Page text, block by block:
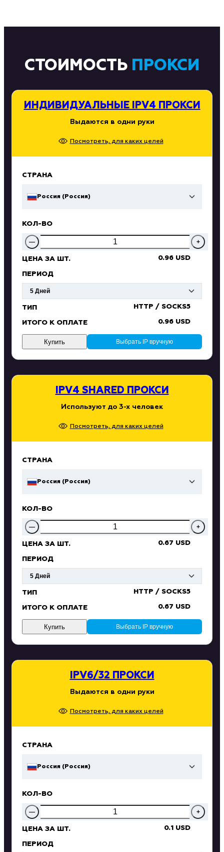
СТОИМОСТЬ ПРОКСИ
IPV4 SHARED ПРОКСИ
Используют до 3-х человек
Посмотреть, для каких целей
СТРАНА
Россия (Россия)
КОЛ-ВО
— +
ЦЕНА ЗА ШТ. 0.67 USD
ПЕРИОД
ТИП HTTP / SOCKS5
ИТОГО К ОПЛАТЕ 0.67 USD
Выбрать IP вручную
Купить
ИНДИВИДУАЛЬНЫЕ IPV4 ПРОКСИ
Выдаются в одни руки
Посмотреть, для каких целей
СТРАНА
Россия (Россия)
КОЛ-ВО
— +
ЦЕНА ЗА ШТ. 0.96 USD
ПЕРИОД
ТИП HTTP / SOCKS5
ИТОГО К ОПЛАТЕ 0.96 USD
Выбрать IP вручную
Купить
IPV6/32 ПРОКСИ
Выдаются в одни руки
Посмотреть, для каких целей
СТРАНА
Россия (Россия)
КОЛ-ВО
— +
ЦЕНА ЗА ШТ. 0.1 USD
ПЕРИОД